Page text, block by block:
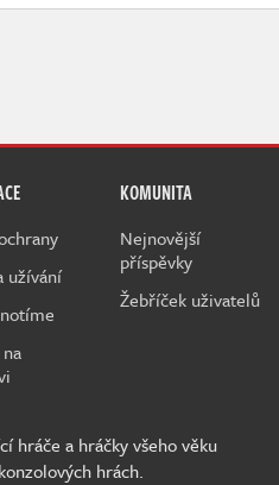
užívání
KOMUNITA
Nejnovější
příspěvky
Žebříček uživatelů
hráče a hráčky všeho věku
hrách.